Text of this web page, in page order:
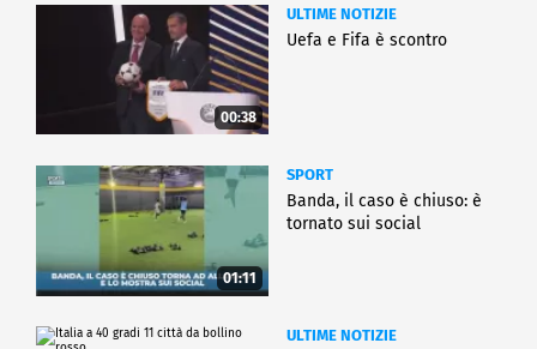
00:38
ULTIME NOTIZIE
Uefa e Fifa è scontro
01:11
SPORT
Banda, il caso è chiuso: è
tornato sui social
ULTIME NOTIZIE